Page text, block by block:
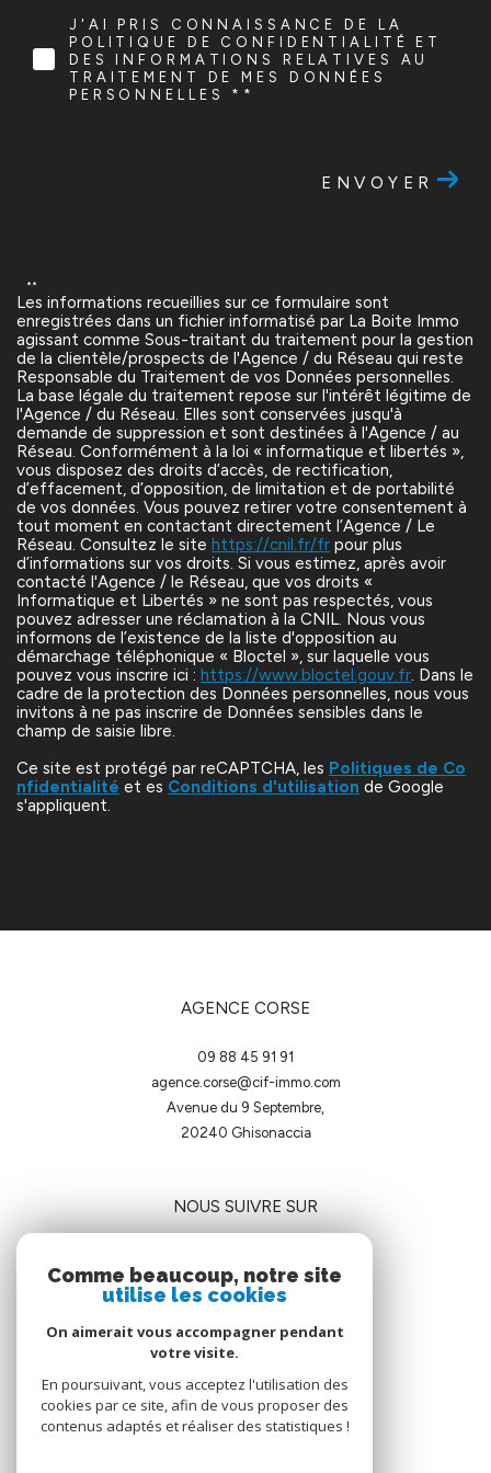
J'AI PRIS CONNAISSANCE DE LA
POLITIQUE DE CONFIDENTIALITÉ ET
DES INFORMATIONS RELATIVES AU
TRAITEMENT DE MES DONNÉES
PERSONNELLES **
ENVOYER
**
Les informations recueillies sur ce formulaire sont
enregistrées dans un fichier informatisé par La Boite Immo
agissant comme Sous-traitant du traitement pour la gestion
de la clientèle/prospects de l'Agence / du Réseau qui reste
Responsable du Traitement de vos Données personnelles.
La base légale du traitement repose sur l'intérêt légitime de
l'Agence / du Réseau. Elles sont conservées jusqu'à
demande de suppression et sont destinées à l'Agence / au
Réseau. Conformément à la loi « informatique et libertés »,
vous disposez des droits d’accès, de rectification,
d’effacement, d’opposition, de limitation et de portabilité
de vos données. Vous pouvez retirer votre consentement à
tout moment en contactant directement l’Agence / Le
Réseau. Consultez le site https://cnil.fr/fr pour plus
d’informations sur vos droits. Si vous estimez, après avoir
contacté l'Agence / le Réseau, que vos droits «
Informatique et Libertés » ne sont pas respectés, vous
pouvez adresser une réclamation à la CNIL. Nous vous
informons de l’existence de la liste d'opposition au
démarchage téléphonique « Bloctel », sur laquelle vous
pouvez vous inscrire ici : https://www.bloctel.gouv.fr. Dans le
cadre de la protection des Données personnelles, nous vous
invitons à ne pas inscrire de Données sensibles dans le
champ de saisie libre.
Ce site est protégé par reCAPTCHA, les Politiques de Co
nfidentialité et es Conditions d'utilisation de Google
s'appliquent.
AGENCE CORSE
09 88 45 91 91
agence.corse@cif-immo.com
Avenue du 9 Septembre,
20240
ghisonaccia
NOUS SUIVRE SUR
Comme beaucoup, notre site
utilise les cookies
On aimerait vous accompagner pendant
votre visite.
En poursuivant, vous acceptez l'utilisation des
cookies par ce site, afin de vous proposer des
contenus adaptés et réaliser des statistiques !